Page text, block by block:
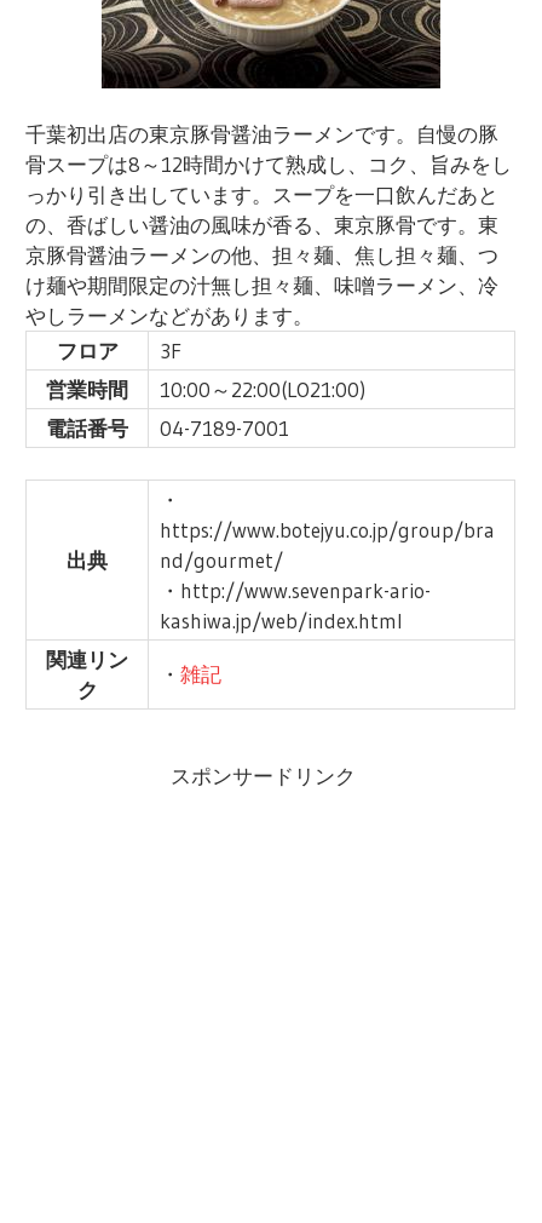
千葉初出店の東京豚骨醤油ラーメンです。自慢の豚
骨スープは8～12時間かけて熟成し、コク、旨みをし
っかり引き出しています。スープを一口飲んだあと
の、香ばしい醤油の風味が香る、東京豚骨です。東
京豚骨醤油ラーメンの他、担々麺、焦し担々麺、つ
け麺や期間限定の汁無し担々麺、味噌ラーメン、冷
やしラーメンなどがあります。
フロア
3F
営業時間
10:00～22:00(LO21:00)
電話番号
04-7189-7001
出典
・
https://www.botejyu.co.jp/group/bra
nd/gourmet/
・http://www.sevenpark-ario-
kashiwa.jp/web/index.html
関連リン
ク
・ 雑記
スポンサードリンク